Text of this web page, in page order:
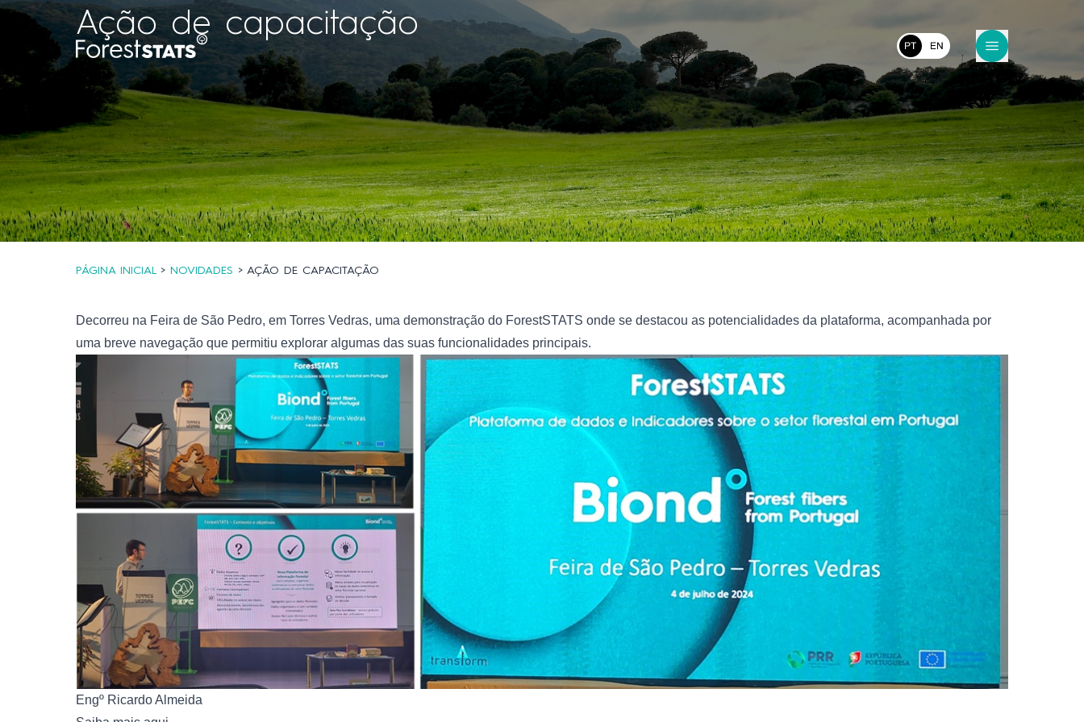
Ação de capacitação
PÁGINA INICIAL >NOVIDADES > AÇÃO DE CAPACITAÇÃO
Decorreu na Feira de São Pedro, em Torres Vedras, uma demonstração do ForestSTATS onde se destacou as potencialidades da plataforma, acompanhada por
uma breve navegação que permitiu explorar algumas das suas funcionalidades principais.
Engº Ricardo Almeida